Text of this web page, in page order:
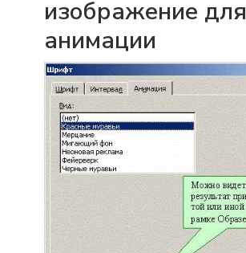
изображение для
анимации